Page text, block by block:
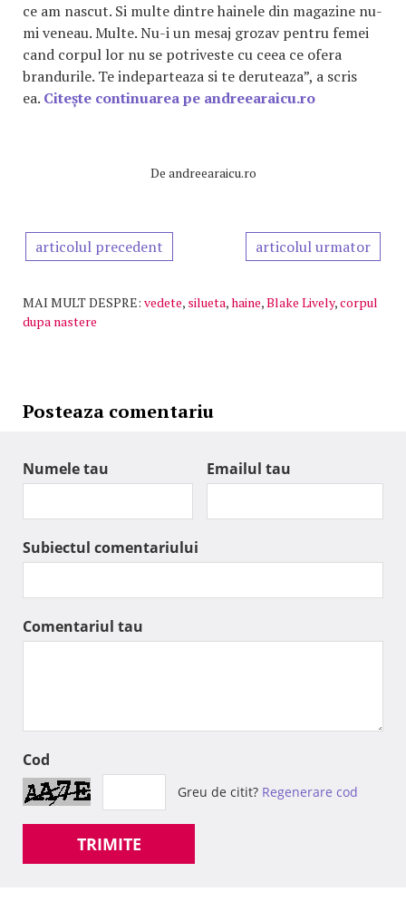
ce am nascut. Si multe dintre hainele din magazine nu-
mi veneau. Multe. Nu-i un mesaj grozav pentru femei
cand corpul lor nu se potriveste cu ceea ce ofera
brandurile. Te indeparteaza si te deruteaza”, a scris
ea. Citește continuarea pe andreearaicu.ro
De andreearaicu.ro
articolul precedent articolul urmator
MAI MULT DESPRE: vedete, silueta,haine,Blake Lively,corpul
dupa nastere
Posteaza comentariu
Numele tau Emailul tau
Subiectul comentariului
Comentariul tau
Cod
Greu de citit? Regenerare cod
TRIMITE